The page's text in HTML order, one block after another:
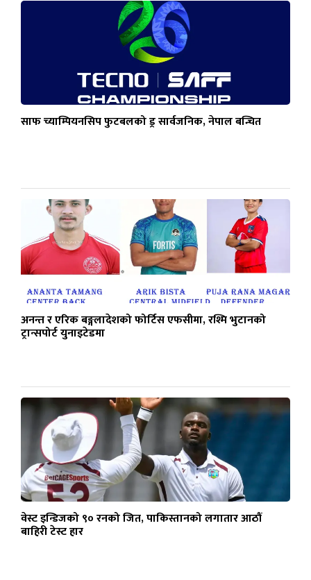
साफ च्याम्पियनसिप फुटबलको ड्र सार्वजनिक, नेपाल बन्चित
अनन्त र एरिक बङ्गलादेशको फोर्टिस एफसीमा, रश्मि भुटानको
ट्रान्सपोर्ट युनाइटेडमा
वेस्ट इन्डिजको ९० रनको जित, पाकिस्तानको लगातार आठौं
बाहिरी टेस्ट हार